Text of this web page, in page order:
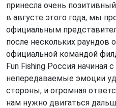
принесла очень
в августе этого года, мы
официальным
после нескольких раундов
официальной командой
Fun Fishing Россия начиная
непередаваемые эмоции
стороны, и огромная
нам нужно двигаться